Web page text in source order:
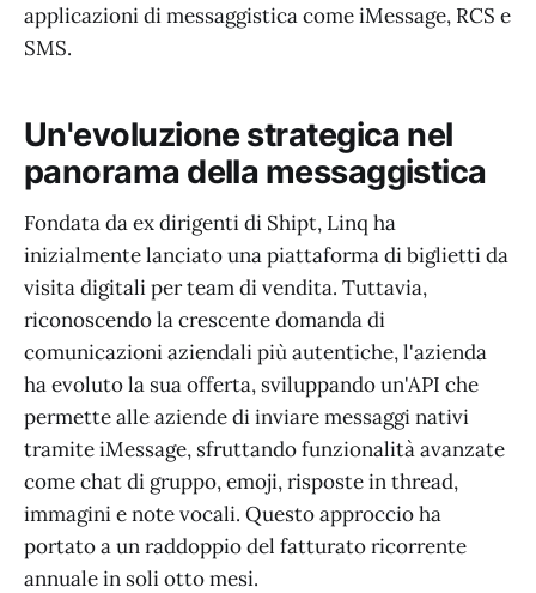
applicazioni di messaggistica come iMessage, RCS e
SMS.
Un'evoluzione strategica nel
panorama della messaggistica
Fondata da ex dirigenti di Shipt, Linq ha
inizialmente lanciato una piattaforma di biglietti da
visita digitali per team di vendita. Tuttavia,
riconoscendo la crescente domanda di
comunicazioni aziendali più autentiche, l'azienda
ha evoluto la sua offerta, sviluppando un'API che
permette alle aziende di inviare messaggi nativi
tramite iMessage, sfruttando funzionalità avanzate
come chat di gruppo, emoji, risposte in thread,
immagini e note vocali. Questo approccio ha
portato a un raddoppio del fatturato ricorrente
annuale in soli otto mesi.